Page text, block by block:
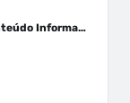
Cannabis Medicinal- Conteúdo Informativo